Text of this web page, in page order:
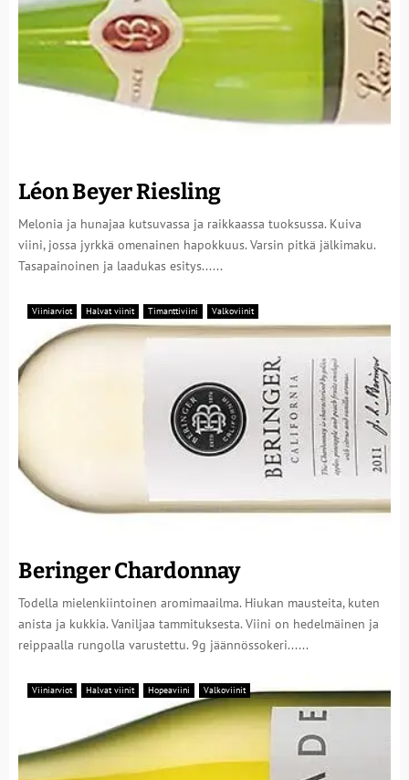
Léon Beyer Riesling
Melonia ja hunajaa kutsuvassa ja raikkaassa tuoksussa. Kuiva
viini, jossa jyrkkä omenainen hapokkuus. Varsin pitkä jälkimaku.
Tasapainoinen ja laadukas esitys......
Viiniarviot Halvat viinit Timanttiviini Valkoviinit
Beringer Chardonnay
Todella mielenkiintoinen aromimaailma. Hiukan mausteita, kuten
anista ja kukkia. Vaniljaa tammituksesta. Viini on hedelmäinen ja
reippaalla rungolla varustettu. 9g jäännössokeri......
Viiniarviot Halvat viinit Hopeaviini Valkoviinit